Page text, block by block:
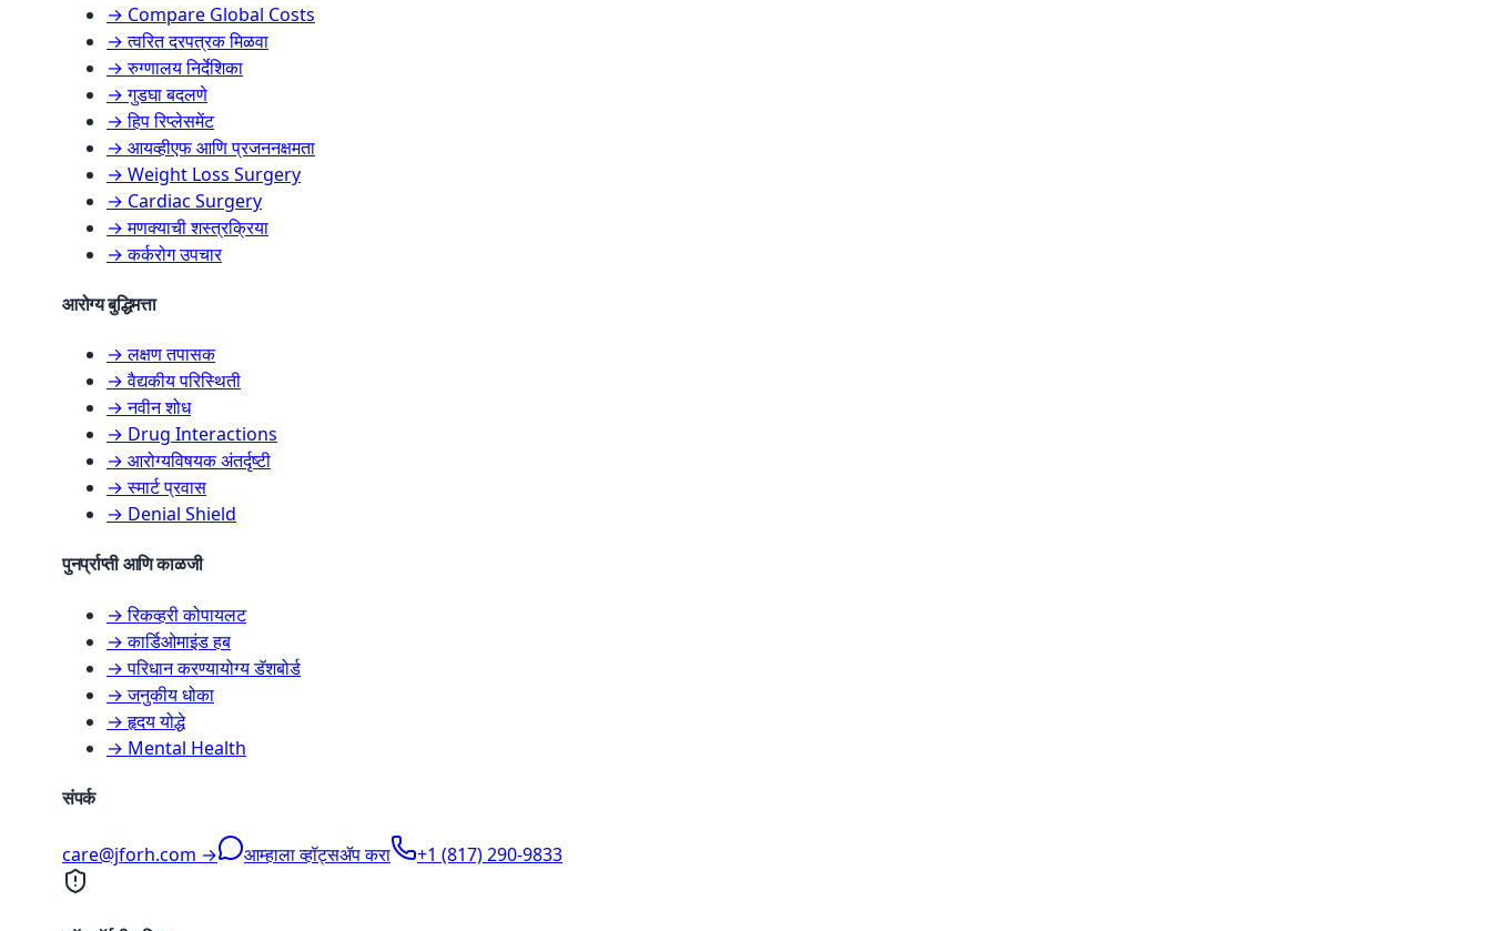
→ Compare Global Costs
→ त्वरित दरपत्रक मिळवा
→ रुग्णालय निर्देशिका
→ गुडघा बदलणे
→ हिप रिप्लेसमेंट
→ आयव्हीएफ आणि प्रजननक्षमता
→ Weight Loss Surgery
→ Cardiac Surgery
→ मणक्याची शस्त्रक्रिया
→ कर्करोग उपचार
आरोग्य बुद्धिमत्ता
→ लक्षण तपासक
→ वैद्यकीय परिस्थिती
→ नवीन शोध
→ Drug Interactions
→ आरोग्यविषयक अंतर्दृष्टी
→ स्मार्ट प्रवास
→ Denial Shield
पुनर्प्राप्ती आणि काळजी
→ रिकव्हरी कोपायलट
→ कार्डिओमाइंड हब
→ परिधान करण्यायोग्य डॅशबोर्ड
→ जनुकीय धोका
→ हृदय योद्धे
→ Mental Health
संपर्क
care@jforh.com → आम्हाला व्हॉट्सॲप करा +1 (817) 290-9833